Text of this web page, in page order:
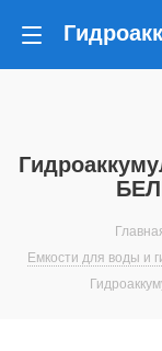
Емкости для воды и